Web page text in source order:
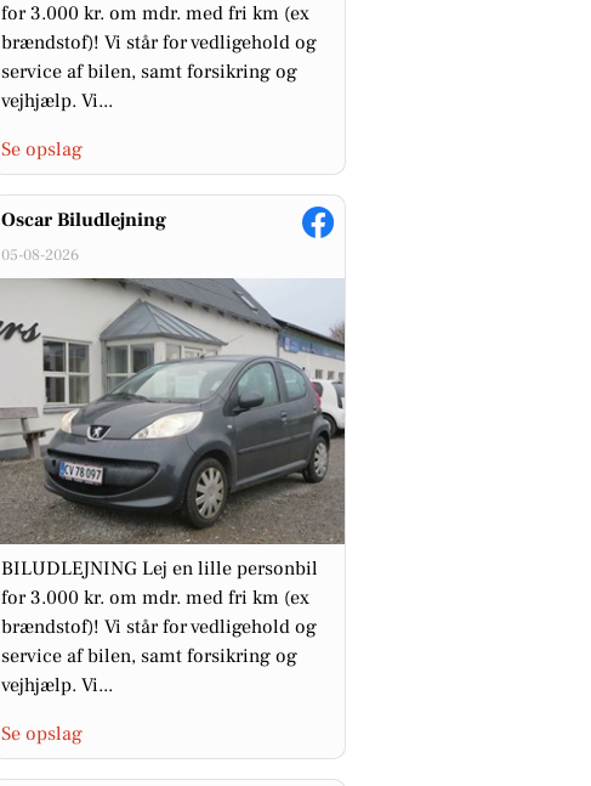
for 3.000 kr. om mdr. med fri km (ex
brændstof)! Vi står for vedligehold og
service af bilen, samt forsikring og
vejhjælp. Vi...
Se opslag
Oscar Biludlejning
05-08-2026
BILUDLEJNING Lej en lille personbil
for 3.000 kr. om mdr. med fri km (ex
brændstof)! Vi står for vedligehold og
service af bilen, samt forsikring og
vejhjælp. Vi...
Se opslag